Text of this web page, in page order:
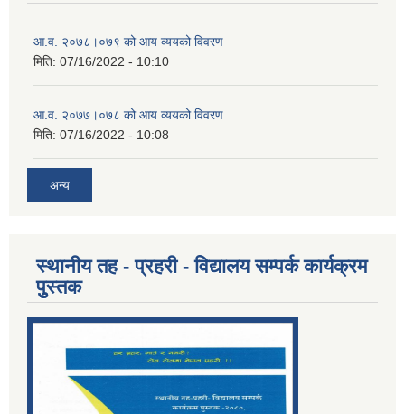
आ.व. २०७८।०७९ को आय व्ययको विवरण
मिति: 07/16/2022 - 10:10
आ.व. २०७७।०७८ को आय व्ययको विवरण
मिति: 07/16/2022 - 10:08
अन्य
स्थानीय तह - प्रहरी - विद्यालय सम्पर्क कार्यक्रम
पुुस्तक